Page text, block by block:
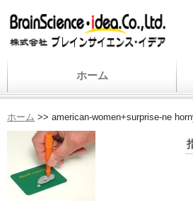
ホーム
ホーム >> american-women+surprise-ne